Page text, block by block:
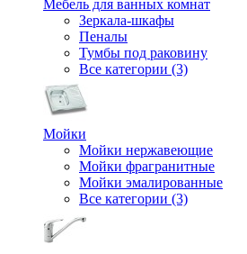
Мебель для ванных комнат
Зеркала-шкафы
Пеналы
Тумбы под раковину
Все категории (3)
Мойки
Мойки нержавеющие
Мойки фрагранитные
Мойки эмалированные
Все категории (3)